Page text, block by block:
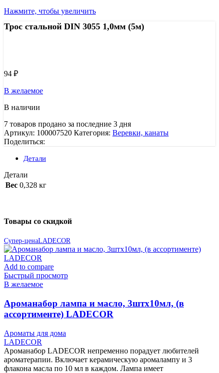
Нажмите, чтобы увеличить
Трос стальной DIN 3055 1,0мм (5м)
94 ₽
В желаемое
В наличии
7 товаров продано за последние 3 дня
Артикул: 100007520 Категория: Веревки, канаты
Поделиться:
Детали
Детали
Вес 0,328 кг
Товары со скидкой
Супер-ценаLADECOR
Add to compare
Быстрый просмотр
В желаемое
Ароманабор лампа и масло, 3штx10мл, (в
ассортименте) LADECOR
Ароматы для дома
LADECOR
Ароманабор LADECOR непременно порадует любителей
ароматерапии. Включает керамическую аромалампу и 3
флакона масла по 10 мл в каждом. Лампа имеет